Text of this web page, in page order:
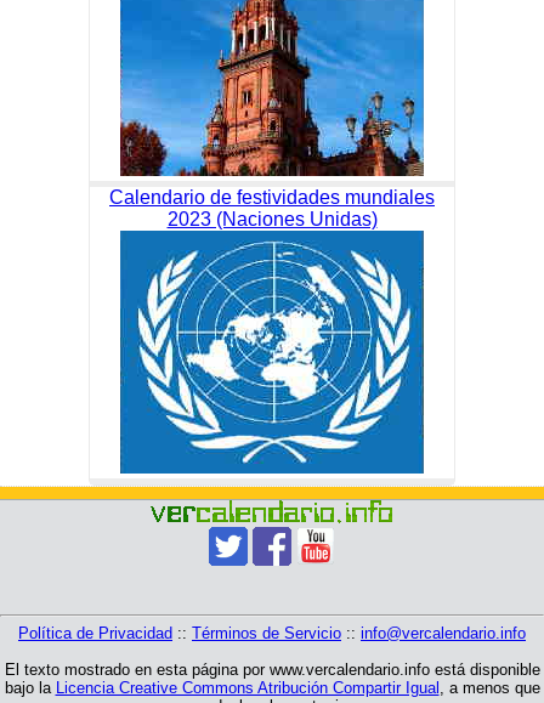
Calendario de festividades mundiales
2023 (Naciones Unidas)
Política de Privacidad :: Términos de Servicio :: info@vercalendario.info
El texto mostrado en esta página por www.vercalendario.info está disponible
bajo la Licencia Creative Commons Atribución Compartir Igual , a menos que